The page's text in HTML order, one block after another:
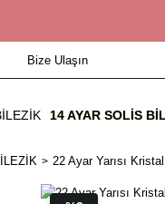
Bize Ulaşın
14 AYAR SOLIS
22 Ayar Yarısı